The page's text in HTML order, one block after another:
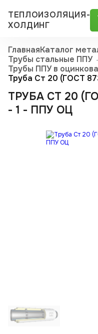
ТЕПЛОИЗОЛЯЦИЯ-
ХОЛДИНГ
ГлавнаяКаталог
Трубы стальные ППУ
Трубы ППУ в
Труба Ст 20 (ГОСТ
ТРУБА СТ 20
- 1 - ППУ ОЦ